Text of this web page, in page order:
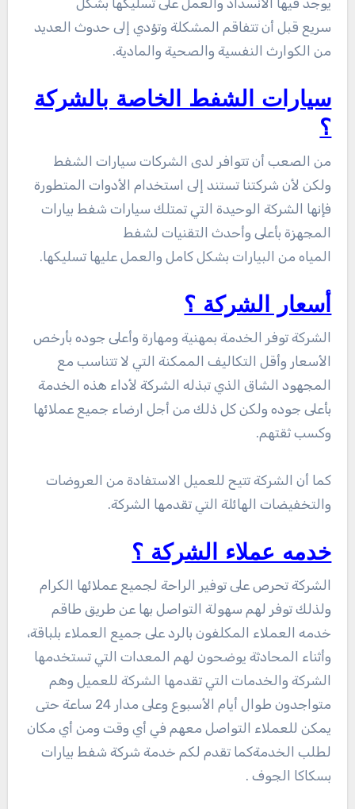
يوجد فيها الانسداد والعمل على تسليكها بشكل
سريع قبل أن تتفاقم المشكلة وتؤدي إلى حدوث العديد
من الكوارث النفسية والصحية والمادية.
سيارات الشفط الخاصة بالشركة
؟
من الصعب أن تتوافر لدى الشركات سيارات الشفط
ولكن لأن شركتنا تستند إلى استخدام الأدوات المتطورة
فإنها الشركة الوحيدة التي تمتلك سيارات شفط بيارات
المجهزة بأعلى وأحدث التقنيات لشفط
المياه من البيارات بشكل كامل والعمل عليها تسليكها.
أسعار الشركة ؟
الشركة توفر الخدمة بمهنية ومهارة وأعلى جوده بأرخص
الأسعار وأقل التكاليف الممكنة التي لا تتناسب مع
المجهود الشاق الذي تبذله الشركة لأداء هذه الخدمة
بأعلى جوده ولكن كل ذلك من أجل ارضاء جميع عملائها
وكسب ثقتهم.
كما أن الشركة تتيح للعميل الاستفادة من العروضات
والتخفيضات الهائلة التي تقدمها الشركة.
خدمه عملاء الشركة ؟
الشركة تحرص على توفير الراحة لجميع عملائها الكرام
ولذلك توفر لهم سهولة التواصل بها عن طريق طاقم
خدمه العملاء المكلفون بالرد على جميع العملاء بلباقة،
وأثناء المحادثة يوضحون لهم المعدات التي تستخدمها
الشركة والخدمات التي تقدمها الشركة للعميل وهم
متواجدون طوال أيام الأسبوع وعلى مدار 24 ساعة حتى
يمكن للعملاء التواصل معهم في أي وقت ومن أي مكان
لطلب الخدمةكما تقدم لكم خدمة شركة شفط بيارات
بسكاكا الجوف .